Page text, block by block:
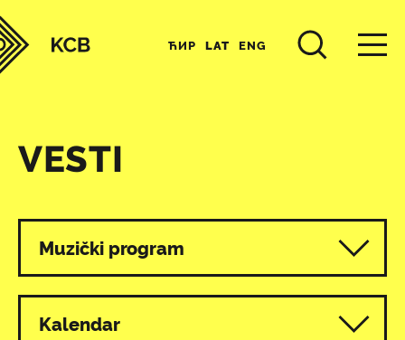
ЋИР LAT ENG
VESTI
Svi programi
Muzički program
Kalendar